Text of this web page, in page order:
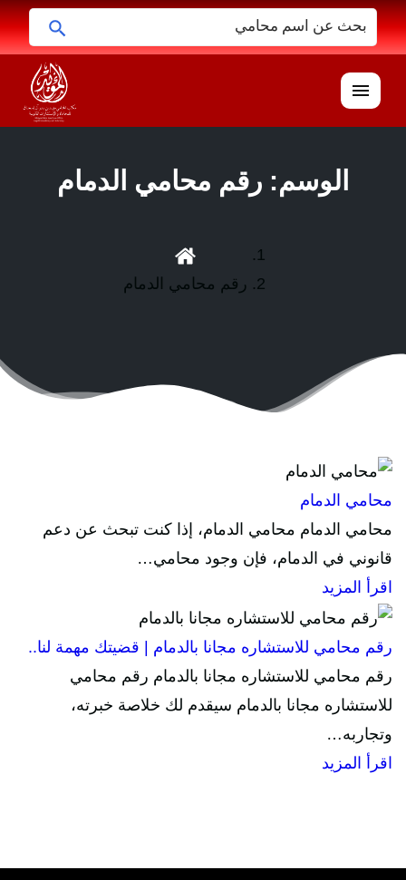
البحث
عن:
القائمة
الوسم: رقم محامي الدمام
رقم محامي الدمام
محامي الدمام
محامي الدمام محامي الدمام، إذا كنت تبحث عن دعم
قانوني في الدمام، فإن وجود محامي…
اقرأ المزيد
رقم محامي للاستشاره مجانا بالدمام | قضيتك مهمة لنا..
رقم محامي للاستشاره مجانا بالدمام رقم محامي
للاستشاره مجانا بالدمام سيقدم لك خلاصة خبرته،
وتجاربه…
اقرأ المزيد